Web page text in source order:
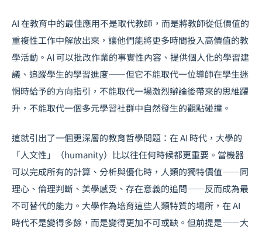
AI 在教育中的最佳應用不是取代教師，而是將教師從低價值的
重複性工作中解放出來，讓他們能將更多時間投入高價值的教
學活動。AI 可以批改作業的事實性內容、提供個人化的學習建
議、追蹤學生的學習進度——但它不能取代一位導師在學生迷
惘時給予的方向指引，不能取代一場激烈辯論後帶來的思維躍
升，不能取代一個多元學習社群中自然發生的觀點碰撞。
這就引出了一個更深層的教育哲學問題：在 AI 時代，大學的
「人文性」（humanity）比以往任何時候都更重要。當機器
可以完成所有的計算、分析與優化時，人類的獨特價值——同
理心、倫理判斷、美學感受、存在意義的追問——反而成為最
不可替代的能力。大學作為培育這些人類特質的場所，在 AI
時代不是變得多餘，而是變得更加不可或缺。但前提是——大